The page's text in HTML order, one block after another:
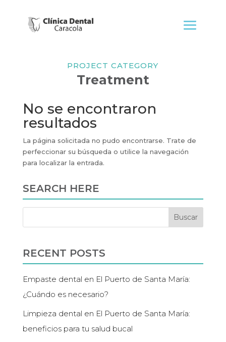
PROJECT CATEGORY
Treatment
No se encontraron
resultados
La página solicitada no pudo encontrarse. Trate de
perfeccionar su búsqueda o utilice la navegación
para localizar la entrada.
SEARCH HERE
RECENT POSTS
Empaste dental en El Puerto de Santa María:
¿Cuándo es necesario?
Limpieza dental en El Puerto de Santa María:
beneficios para tu salud bucal